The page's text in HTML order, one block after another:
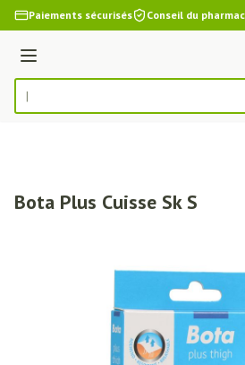
Aller au contenu
Paiements sécurisés Conseil du
Menu
Rechercher
Bota Plus Cuisse Sk S